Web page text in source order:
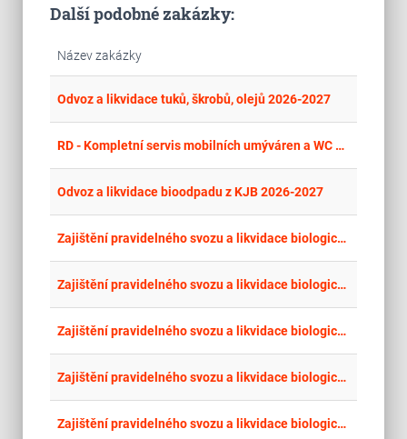
Další podobné zakázky:
Název zakázky
Odvoz a likvidace tuků, škrobů, olejů 2026-2027
RD - Kompletní servis mobilních umýváren a WC v letech 2026 - 2027
Odvoz a likvidace bioodpadu z KJB 2026-2027
Zajištění pravidelného svozu a likvidace biologicky rozložitelného odpadu z kuchyně a stravovny Chrudimské nemocnice
Zajištění pravidelného svozu a likvidace biologicky rozložitelného odpadu z kuchyně a stravovny Svitavské nemocnice
Zajištění pravidelného svozu a likvidace biologicky rozložitelného odpadu z kuchyně a stravovny Pardubické nemocnice
Zajištění pravidelného svozu a likvidace biologicky rozložitelného odpadu z kuchyně a stravovny Orlickoústecké nemocnice
Zajištění pravidelného svozu a likvidace biologicky rozložitelného odpadu z kuchyně a stravovny Litomyšlské nemocnice